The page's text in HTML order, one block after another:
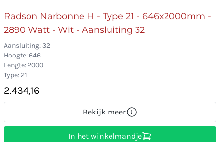
Radson Narbonne H - Type 21 - 646x2000mm -
2890 Watt - Wit - Aansluiting 32
Aansluiting: 32
Hoogte: 646
Lengte: 2000
Type: 21
2.434,16
Bekijk meer
In het winkelmandje